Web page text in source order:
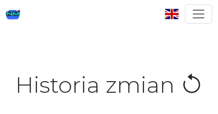
Historia zmian